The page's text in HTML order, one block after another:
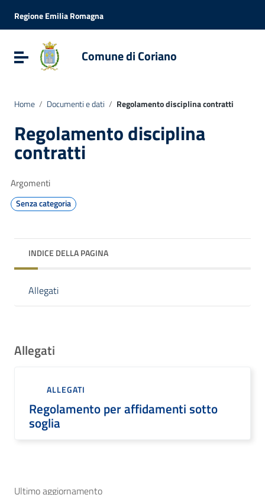
Vai al menu di navigazione
Vai al footer
Regione Emilia Romagna
Attiva / disattiva la navigazione
Comune di Coriano
Home / Documenti e dati / Regolamento disciplina contratti
Regolamento disciplina
contratti
Argomenti
Senza categoria
INDICE DELLA PAGINA
Allegati
Allegati
ALLEGATI
Regolamento per affidamenti sotto
soglia
Ultimo aggiornamento